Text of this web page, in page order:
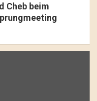
Cheb beim